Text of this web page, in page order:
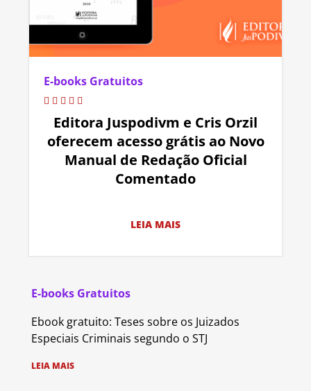
E-books Gratuitos
Editora Juspodivm e Cris Orzil
oferecem acesso grátis ao Novo
Manual de Redação Oficial
Comentado
LEIA MAIS
E-books Gratuitos
Ebook gratuito: Teses sobre os Juizados
Especiais Criminais segundo o STJ
LEIA MAIS